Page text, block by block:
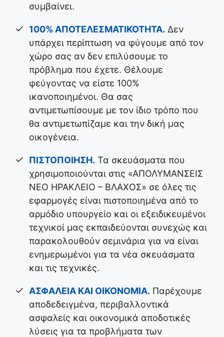
συμβαίνει.
100% ΑΠΟΤΕΛΕΣΜΑΤΙΚΟΤΗΤΑ. Δεν
υπάρχει περίπτωση να φύγουμε από τον
χώρο σας αν δεν επιλύσουμε το
πρόβλημα που έχετε. Θέλουμε
φεύγοντας να είστε 100%
ικανοποιημένοι. Θα σας
αντιμετωπίσουμε με τον ίδιο τρόπο που
θα αντιμετωπίζαμε και την δική μας
οικογένεια.
ΠΙΣΤΟΠΟΙΗΣΗ. Τα σκευάσματα που
χρησιμοποιούνται στις «ΑΠΟΛΥΜΑΝΣΕΙΣ
ΝΕΟ ΗΡΑΚΛΕΙΟ – ΒΛΑΧΟΣ» σε όλες τις
εφαρμογές είναι πιστοποιημένα από το
αρμόδιο υπουργείο και οι εξειδικευμένοι
τεχνικοί μας εκπαιδεύονται συνεχώς και
παρακολουθούν σεμινάρια για να είναι
ενημερωμένοι για τα νέα σκευάσματα
και τις τεχνικές.
ΑΣΦΑΛΕΙΑ ΚΑΙ ΟΙΚΟΝΟΜΙΑ. Παρέχουμε
αποδεδειγμένα, περιβαλλοντικά
ασφαλείς και οικονομικά αποδοτικές
λύσεις για τα προβλήματα των